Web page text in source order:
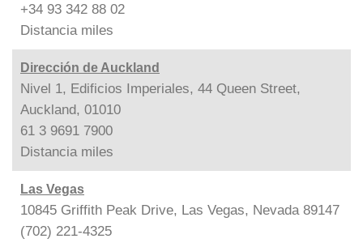
+34 93 342 88 02
Distancia miles
Dirección de Auckland
Nivel 1, Edificios Imperiales, 44 Queen Street,
Auckland, 01010
61 3 9691 7900
Distancia miles
Las Vegas
10845 Griffith Peak Drive, Las Vegas, Nevada 89147
(702) 221-4325